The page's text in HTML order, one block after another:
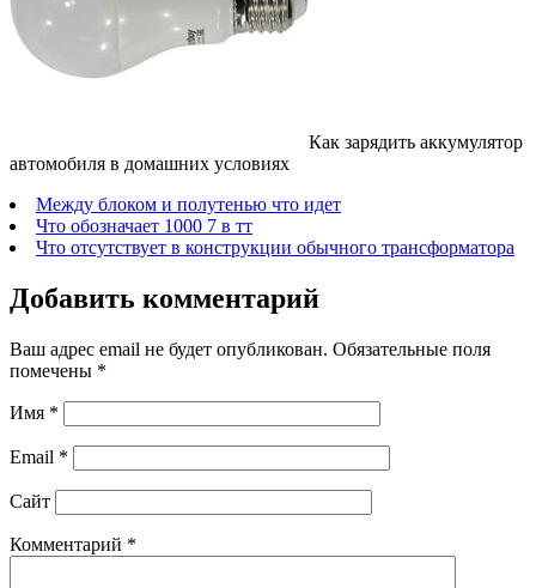
Как зарядить аккумулятор
автомобиля в домашних условиях
Между блоком и полутенью что идет
Что обозначает 1000 7 в тт
Что отсутствует в конструкции обычного трансформатора
Добавить комментарий
Ваш адрес email не будет опубликован. Обязательные поля
помечены *
Имя *
Email *
Сайт
Комментарий *